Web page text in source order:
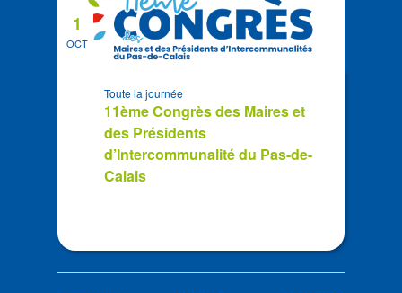
OCT
1
11ème Congrès des Maires et
des Présidents
d’Intercommunalité du Pas-de-
Calais
Toute la journée